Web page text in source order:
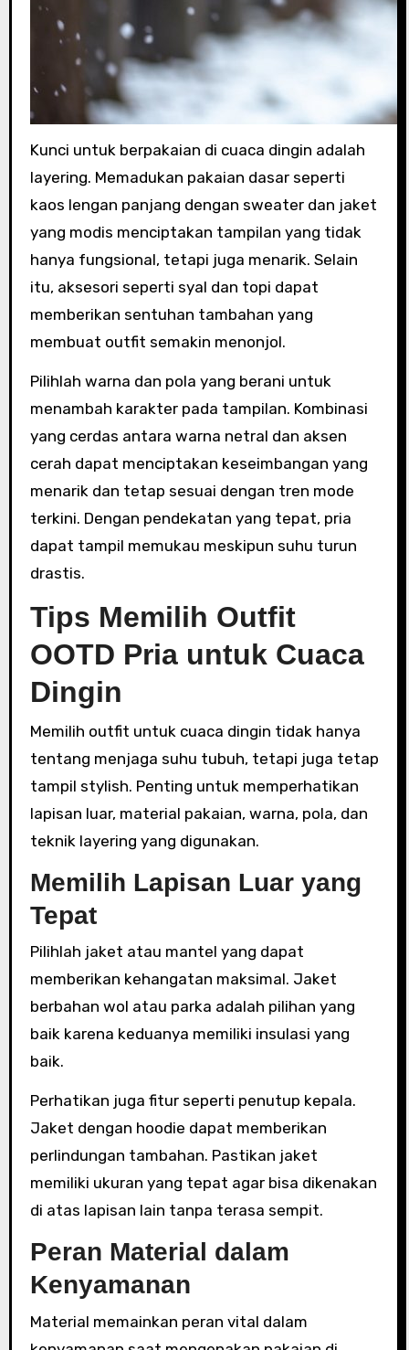
Kunci untuk berpakaian di cuaca dingin adalah
layering. Memadukan pakaian dasar seperti
kaos lengan panjang dengan sweater dan jaket
yang modis menciptakan tampilan yang tidak
hanya fungsional, tetapi juga menarik. Selain
itu, aksesori seperti syal dan topi dapat
memberikan sentuhan tambahan yang
membuat outfit semakin menonjol.
Pilihlah warna dan pola yang berani untuk
menambah karakter pada tampilan. Kombinasi
yang cerdas antara warna netral dan aksen
cerah dapat menciptakan keseimbangan yang
menarik dan tetap sesuai dengan tren mode
terkini. Dengan pendekatan yang tepat, pria
dapat tampil memukau meskipun suhu turun
drastis.
Tips Memilih Outfit
OOTD Pria untuk Cuaca
Dingin
Memilih outfit untuk cuaca dingin tidak hanya
tentang menjaga suhu tubuh, tetapi juga tetap
tampil stylish. Penting untuk memperhatikan
lapisan luar, material pakaian, warna, pola, dan
teknik layering yang digunakan.
Memilih Lapisan Luar yang
Tepat
Pilihlah jaket atau mantel yang dapat
memberikan kehangatan maksimal. Jaket
berbahan wol atau parka adalah pilihan yang
baik karena keduanya memiliki insulasi yang
baik.
Perhatikan juga fitur seperti penutup kepala.
Jaket dengan hoodie dapat memberikan
perlindungan tambahan. Pastikan jaket
memiliki ukuran yang tepat agar bisa dikenakan
di atas lapisan lain tanpa terasa sempit.
Peran Material dalam
Kenyamanan
Material memainkan peran vital dalam